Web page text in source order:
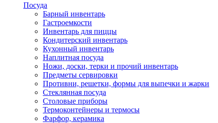
Посуда
Барный инвентарь
Гастроемкости
Инвентарь для пиццы
Кондитерский инвентарь
Кухонный инвентарь
Наплитная посуда
Ножи, доски, терки и прочий инвентарь
Предметы сервировки
Противни, решетки, формы для выпечки и жарки
Стеклянная посуда
Столовые приборы
Термоконтейнеры и термосы
Фарфор, керамика